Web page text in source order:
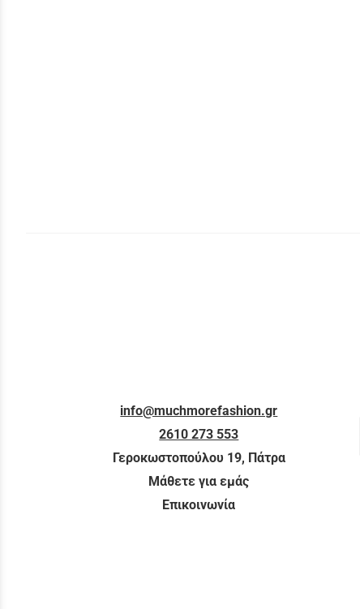
info@muchmorefashion.gr
2610 273 553
Γεροκωστοπούλου 19, Πάτρα
Μάθετε για εμάς
Επικοινωνία